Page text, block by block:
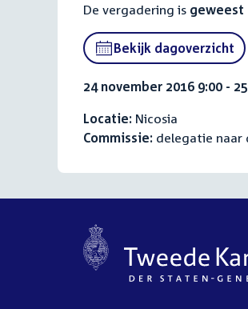
De vergadering is geweest
Bekijk dagoverzicht
24 november 2016 9:00 -
Locatie: Nicosia
Commissie: delegatie naar